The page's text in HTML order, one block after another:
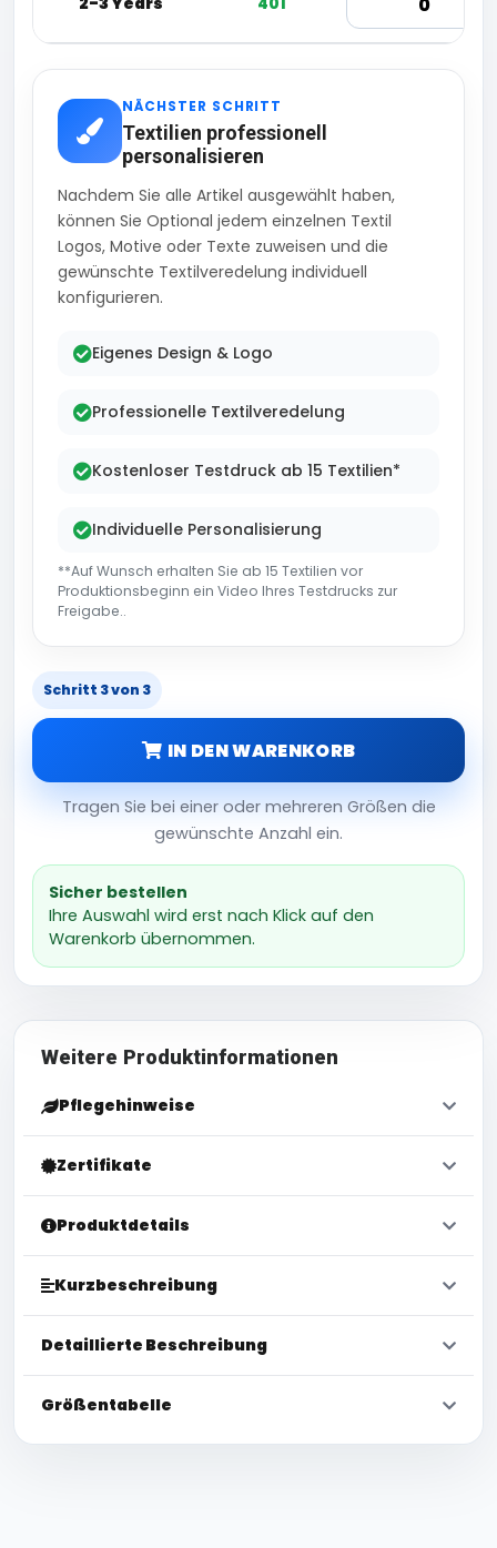
NÄCHSTER SCHRITT
Textilien professionell
personalisieren
Nachdem Sie alle Artikel ausgewählt haben,
können Sie Optional jedem einzelnen Textil
Logos, Motive oder Texte zuweisen und die
gewünschte Textilveredelung individuell
konfigurieren.
Eigenes Design & Logo
Professionelle Textilveredelung
Kostenloser Testdruck ab 15 Textilien*
Individuelle Personalisierung
**Auf Wunsch erhalten Sie ab 15 Textilien vor
Produktionsbeginn ein Video Ihres Testdrucks zur
Freigabe..
Schritt 3 von 3
IN DEN WARENKORB
Tragen Sie bei einer oder mehreren Größen die
gewünschte Anzahl ein.
Sicher bestellen
Ihre Auswahl wird erst nach Klick auf den
Warenkorb übernommen.
Weitere Produktinformationen
Pflegehinweise
Zertifikate
Produktdetails
Kurzbeschreibung
Detaillierte Beschreibung
Größentabelle